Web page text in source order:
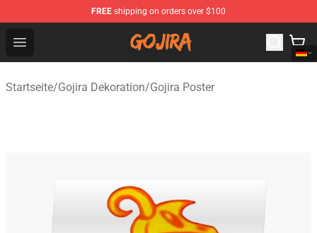
FREE shipping on orders over $100
Open menu
Gojira Shop - Official Gojira Merchandise Store
Startseite/Gojira Dekoration/Gojira Poster